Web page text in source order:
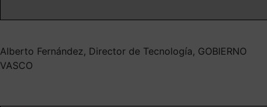
Alberto Fernández, Director de Tecnología, GOBIERNO
VASCO